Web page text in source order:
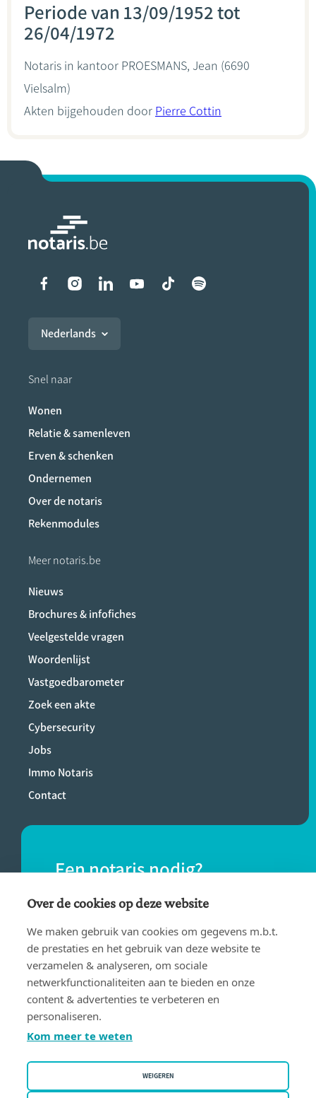
Periode van 13/09/1952 tot
26/04/1972
Notaris in kantoor PROESMANS, Jean (6690
Vielsalm)
Akten bijgehouden door Pierre Cottin
Liens vers les réseaux
Nederlands
Snel naar
Wonen
Relatie & samenleven
Erven & schenken
Ondernemen
Over de notaris
Rekenmodules
Meer notaris.be
Nieuws
Brochures & infofiches
Veelgestelde vragen
Woordenlijst
Vastgoedbarometer
Zoek een akte
Cybersecurity
Jobs
Immo Notaris
Contact
Een notaris nodig?
Vind eenvoudig een notaris bij jou in de
buurt.
VIND EEN NOTARIS
Gebruiksvoorwaarden
Over de cookies op deze website
We maken gebruik van cookies om gegevens m.b.t.
de prestaties en het gebruik van deze website te
verzamelen & analyseren, om sociale
netwerkfunctionaliteiten aan te bieden en onze
content & advertenties te verbeteren en
personaliseren.
Kom meer te weten
WEIGEREN